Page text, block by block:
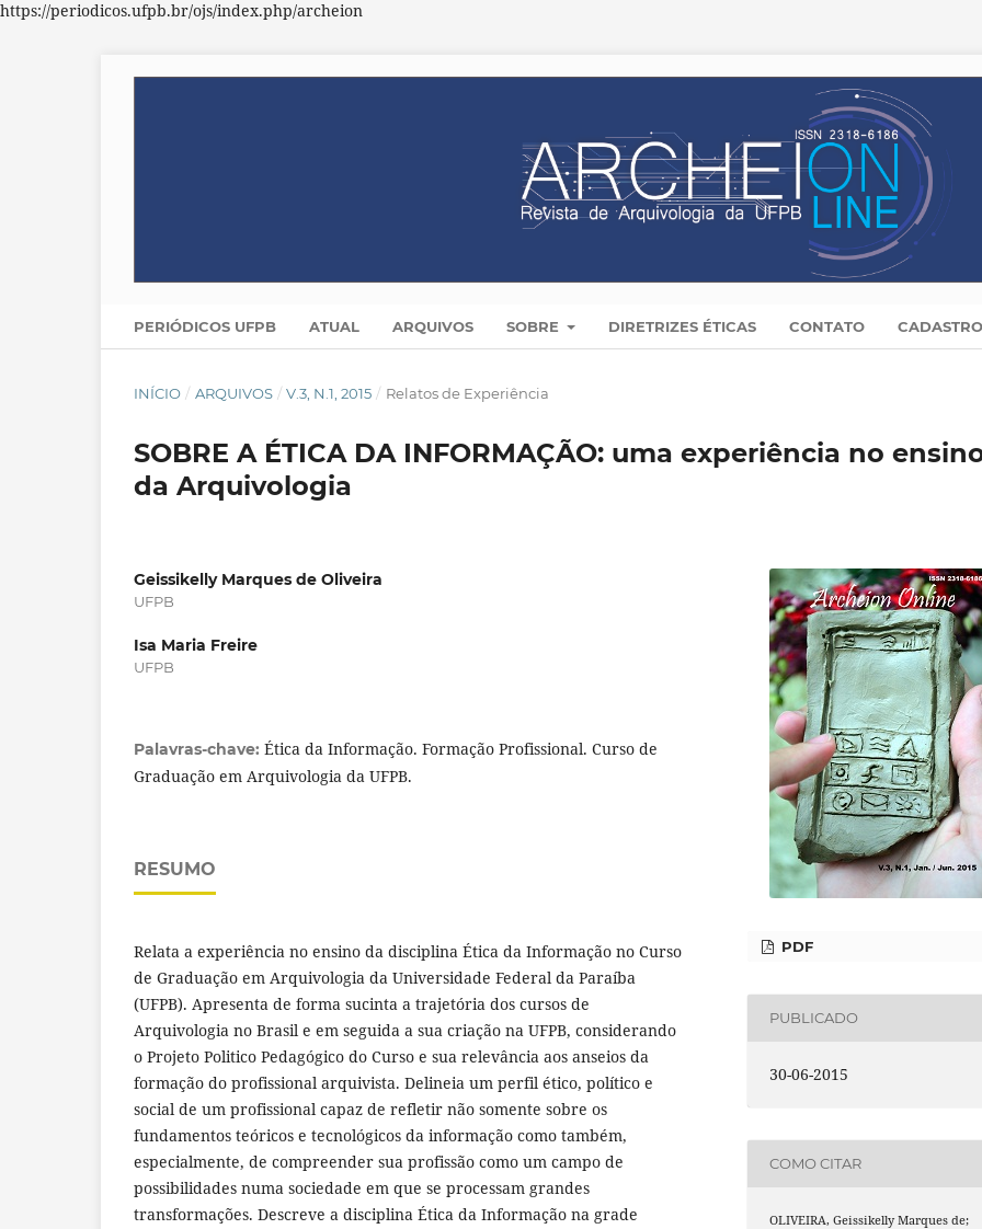
https://periodicos.ufpb.br/ojs/index.php/archeion
PERIÓDICOS UFPB ATUAL ARQUIVOS SOBRE DIRETRIZES ÉTICAS CONTATO
INÍCIO / ARQUIVOS / V.3, N.1, 2015 / Relatos de Experiência
SOBRE A ÉTICA DA INFORMAÇÃO: uma experiência no
da Arquivologia
Geissikelly Marques de Oliveira
UFPB
Isa Maria Freire
UFPB
Palavras-chave: Ética da Informação. Formação Profissional. Curso de
Graduação em Arquivologia da UFPB.
RESUMO
Relata a experiência no ensino da disciplina Ética da Informação no Curso
de Graduação em Arquivologia da Universidade Federal da Paraíba
(UFPB). Apresenta de forma sucinta a trajetória dos cursos de
Arquivologia no Brasil e em seguida a sua criação na UFPB, considerando
o Projeto Politico Pedagógico do Curso e sua relevância aos anseios da
formação do profissional arquivista. Delineia um perfil ético, político e
social de um profissional capaz de refletir não somente sobre os
fundamentos teóricos e tecnológicos da informação como também,
especialmente, de compreender sua profissão como um campo de
possibilidades numa sociedade em que se processam grandes
transformações. Descreve a disciplina Ética da Informação na grade
PDF
PUBLICADO
30-06-2015
COMO CITAR
OLIVEIRA, Geissikelly Marques de;